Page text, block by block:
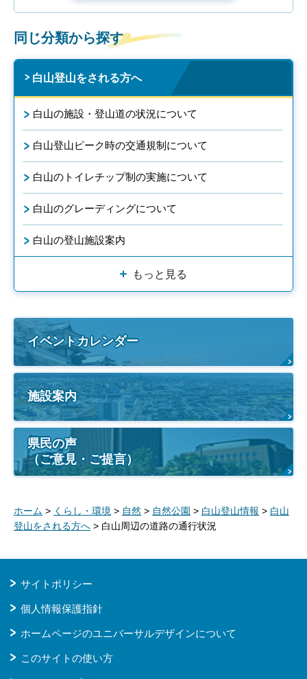
同じ分類から探す
白山登山をされる方へ
白山の施設・登山道の状況について
白山登山ピーク時の交通規制について
白山のトイレチップ制の実施について
白山のグレーディングについて
白山の登山施設案内
もっと見る
イベントカレンダー
施設案内
県民の声
（ご意見・ご提言）
ホーム > くらし・環境 > 自然 > 自然公園 > 白山登山情報 > 白山
登山をされる方へ > 白山周辺の道路の通行状況
サイトポリシー
個人情報保護指針
ホームページのユニバーサルデザインについて
このサイトの使い方